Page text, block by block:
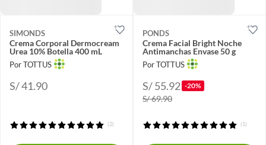
SIMONDS
Crema Corporal Dermocream
Urea 10% Botella 400 mL
Por TOTTUS
S/ 41.90
(2)
PONDS
Crema Facial Bright Noche
Antimanchas Envase 50 g
Por TOTTUS
S/ 55.92 -20%
S/ 69.90
(1)